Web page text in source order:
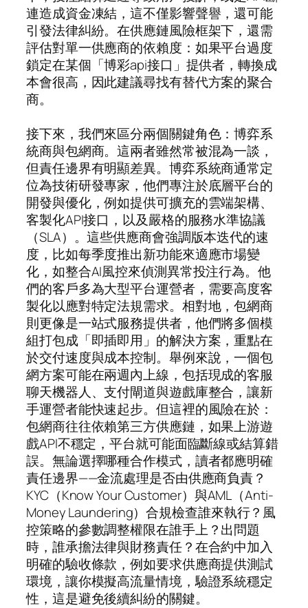
連造成資金凍結，這不僅影響聲譽，還可能
引發法律糾紛。在供應鏈風險框架下，還需
評估對單一供應商的依賴度：如果平台過度
鎖定在某個「博彩api接口」提供者，轉換成
本會很高，因此建議尋找有替代方案的聚合
商。
接下來，我們來區分兩個關鍵角色：博弈系
統商與包網商。這兩者雖然常被混為一談，
但責任邊界有明顯差異。博弈系統商通常定
位為技術研發專家，他們專注於底層平台的
開發與優化，例如提供可擴充的雲端架構、
客製化API接口，以及嚴格的服務水準協議
（SLA）。這些供應商會強調版本迭代的速
度，比如每季度推出新功能來適應市場變
化，如整合AI風控來偵測異常投注行為。他
們的客戶多為大型平台運營者，需要高度客
製化以應對特定法規需求。相對地，包網商
則更像是一站式服務提供者，他們將多個模
組打包成「即插即用」的解決方案，重點在
於交付速度與成本控制。舉例來說，一個包
網方案可能在兩週內上線，包括現成的客服
聊天機器人、支付閘道與遊戲庫整合，讓新
手運營者能快速起步。但這裡的風險在於：
包網商往往依賴第三方供應鏈，如果上游遊
戲API不穩定，平台就可能面臨斷線或結算錯
誤。無論選擇哪種合作模式，讀者都應明確
責任邊界——金流處理是否由供應商負責？
KYC（Know Your Customer）與AML（Anti-
Money Laundering）合規檢查誰來執行？風
控策略的參數調整權限在誰手上？出問題
時，誰承擔法律與財務責任？在合約中加入
明確的驗收條款，例如要求供應商提供測試
環境，讓你模擬高流量情境，驗證系統穩定
性，這是避免後續糾紛的關鍵。